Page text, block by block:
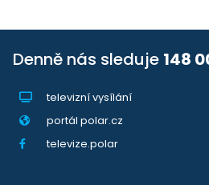
Denně nás sleduje 148
televizní vysílání
portál polar.cz
televize.polar